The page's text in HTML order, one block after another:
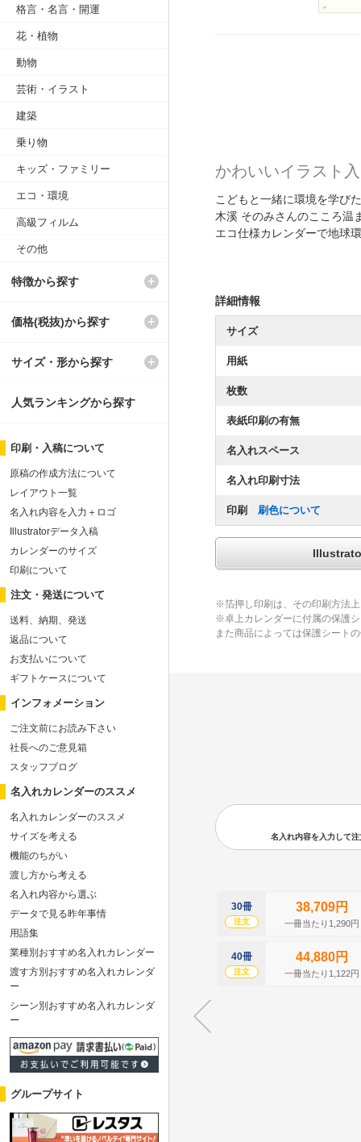
かわいいイラスト
こどもと一緒に環境を学び
木溪 そのみさんのこころ温
エコ仕様カレンダーで地球
詳細情報
サイズ
用紙
枚数
表紙印刷の有無
名入れスペース
名入れ印刷寸法
印刷 刷色について
※箔押し印刷は、その印刷方法
※卓上カレンダーに付属の保護
また商品によっては保護シート
名入れ内容を入力して
30冊
注文
38,709円
一冊当たり1,290円
40冊
注文
44,880円
一冊当たり1,122円
格言・名言・開運
花・植物
動物
芸術・イラスト
建築
乗り物
キッズ・ファミリー
エコ・環境
高級フィルム
その他
特徴から探す
価格(税抜)から探す
サイズ・形から探す
人気ランキングから探す
印刷・入稿について
原稿の作成方法について
レイアウト一覧
名入れ内容を入力＋ロゴ
Illustratorデータ入稿
カレンダーのサイズ
印刷について
注文・発送について
送料、納期、発送
返品について
お支払いについて
ギフトケースについて
インフォメーション
ご注文前にお読み下さい
社長へのご意見箱
スタッフブログ
名入れカレンダーのススメ
名入れカレンダーのススメ
サイズを考える
機能のちがい
渡し方から考える
名入れ内容から選ぶ
データで見る昨年事情
用語集
業種別おすすめ名入れカレンダー
渡す方別おすすめ名入れカレンダ
ー
シーン別おすすめ名入れカレンダ
ー
グループサイト